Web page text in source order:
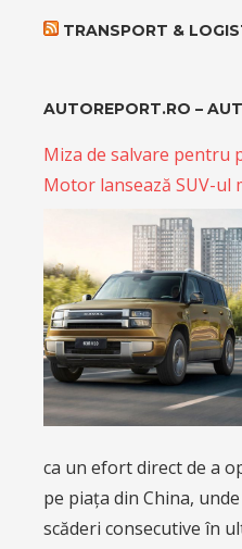
TRANSPORT &
AUTOREPORT.RO –
Miza de salvare pentru
Motor lansează SUV-ul
ca un efort direct de a
pe piața din China,
scăderi consecutive în